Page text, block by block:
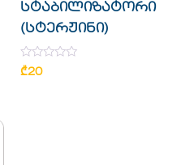
სტაბილიზატორი
(სტერჟინი)
Rated
0
₾20